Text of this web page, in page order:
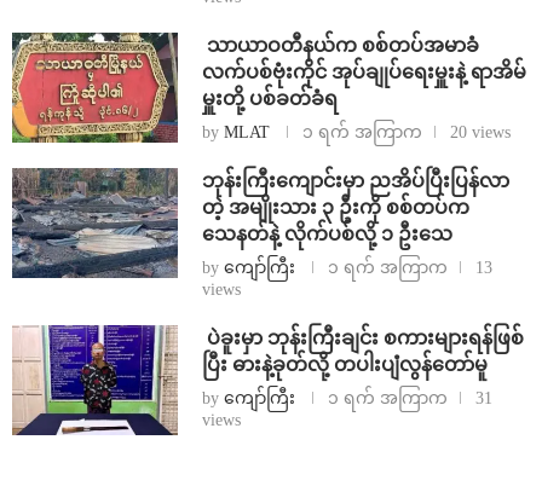
⁩ ⁨သာယာဝတီနယ်က စစ်တပ်အမာခံ
လက်ပစ်ဗုံးကိုင် အုပ်ချုပ်ရေးမှူးနဲ့ ရာအိမ်
မှူးတို့ ပစ်ခတ်ခံရ
by MLAT ၁ ရက် အကြာက 20 views
ဘုန်းကြီးကျောင်းမှာ ညအိပ်ပြီးပြန်လာ
တဲ့ အမျိုးသား ၃ ဦးကို စစ်တပ်က
သေနတ်နဲ့ လိုက်ပစ်လို့ ၁ ဦးသေ
by ကျော်ကြီး ၁ ရက် အကြာက
13
views
⁩ ⁨ပဲခူးမှာ ဘုန်းကြီးချင်း စကားများရန်ဖြစ်
ပြီး ဓားနဲ့ခုတ်လို့ တပါးပျံလွန်တော်မူ
by ကျော်ကြီး ၁ ရက် အကြာက
31
views